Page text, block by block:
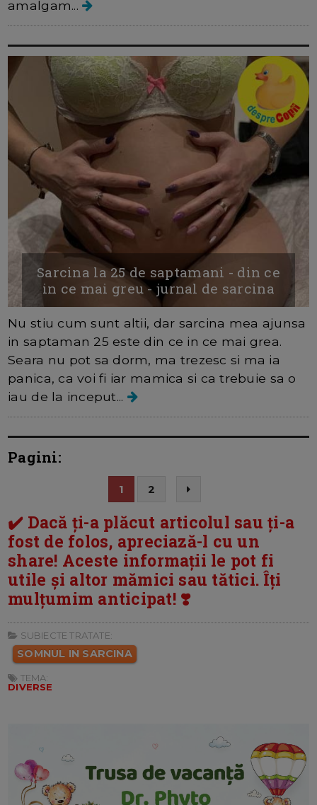
amalgam...
Sarcina la 25 de saptamani - din ce
in ce mai greu - jurnal de sarcina
Nu stiu cum sunt altii, dar sarcina mea ajunsa
in saptaman 25 este din ce in ce mai grea.
Seara nu pot sa dorm, ma trezesc si ma ia
panica, ca voi fi iar mamica si ca trebuie sa o
iau de la inceput...
Pagini:
1 2
✔️ Dacă ți-a plăcut articolul sau ți-a
fost de folos, apreciază-l cu un
share! Aceste informații le pot fi
utile și altor mămici sau tătici. Îți
mulțumim anticipat! ❣️
SUBIECTE TRATATE:
SOMNUL IN SARCINA
TEMA:
DIVERSE